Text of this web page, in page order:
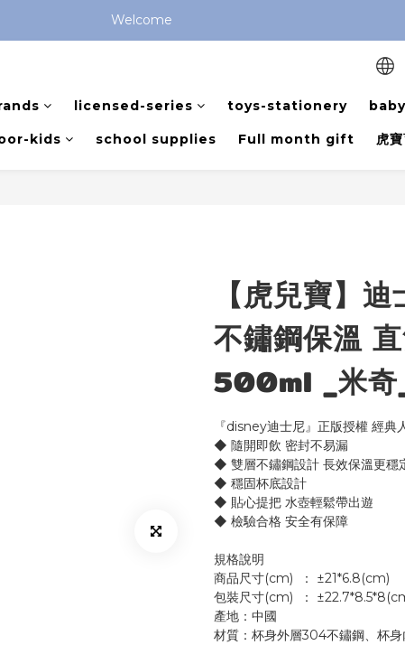
$799 免運費 (僅提供台灣本島區域，外島地區請洽客服)
Welcome
licensed-series toys-stationery
kids school supplies Full month gift 虎
【虎兒寶】
不鏽鋼保溫
500ml _米奇
『disney迪士尼』正版授權 經典
◆ 隨開即飲 密封不易漏
◆ 雙層不鏽鋼設計 長效保溫更穩
◆ 穩固杯底設計
◆ 貼心提把 水壺輕鬆帶出遊
◆ 檢驗合格 安全有保障
規格說明
商品尺寸(cm)	： ±21*6.8(cm)
包裝尺寸(cm)	：
產地：中國
材質：杯身外層304不鏽鋼、杯